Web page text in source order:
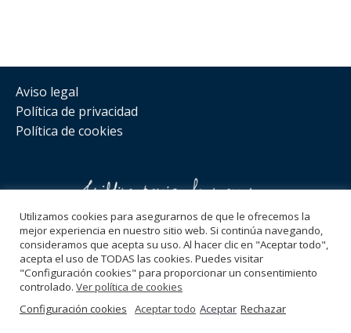
Aviso legal
Política de privacidad
Política de cookies
Síguenos
hola@bogrowth.es
Copyright 2021 ©
Utilizamos cookies para asegurarnos de que le ofrecemos la
mejor experiencia en nuestro sitio web. Si continúa navegando,
consideramos que acepta su uso. Al hacer clic en "Aceptar todo",
acepta el uso de TODAS las cookies. Puedes visitar
"Configuración cookies" para proporcionar un consentimiento
controlado. Ver política de cookies
Configuración cookies
Aceptar todo Aceptar Rechazar